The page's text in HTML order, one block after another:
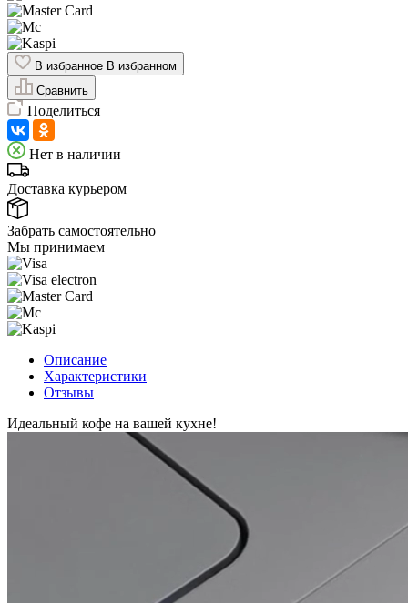
В избранное В избранном
Сравнить
Поделиться
Нет в наличии
Доставка курьером
Забрать самостоятельно
Мы принимаем
Описание
Характеристики
Отзывы
Идеальный кофе на вашей кухне!